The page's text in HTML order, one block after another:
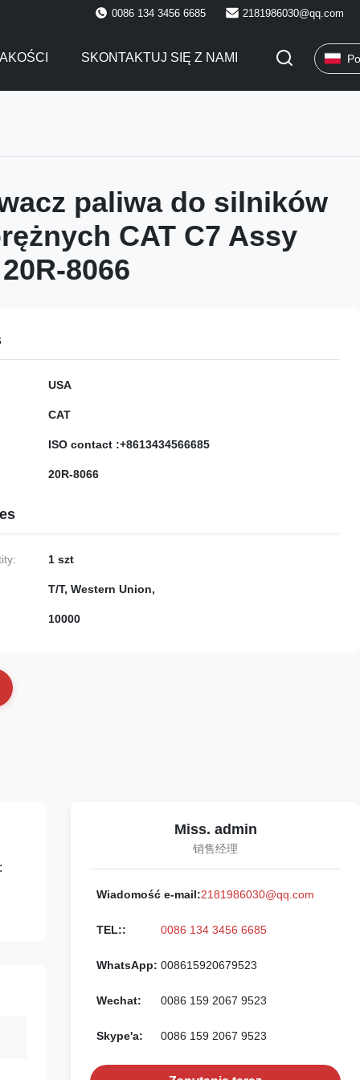
0086 134 3456 6685 2181986030@qq.com
SKONTAKTUJ SIĘ Z NAMI
paliwa do silników
CAT C7 Assy
8066
USA
CAT
ISO contact :+8613434566685
20R-8066
1 szt
T/T, Western Union,
10000
Miss. admin
销售经理
Wiadomość e-mail:2181986030@qq.com
TEL:: 0086 134 3456 6685
WhatsApp: 008615920679523
Wechat: 0086 159 2067 9523
Skype'a: 0086 159 2067 9523